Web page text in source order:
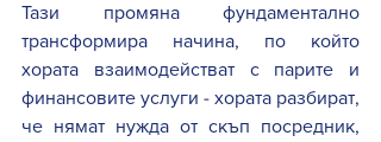
Тази промяна фундаментално
трансформира начина, по който
хората взаимодействат с парите и
финансовите услуги - хората разбират,
че нямат нужда от скъп посредник,